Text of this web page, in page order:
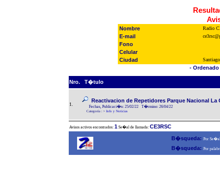
Nombre Radio
E-mail
Fono
Celular
Ciudad
Santiago
-
Nro. T�tulo
1.
Reactivacion de Repetidores Parque Nacional La
Fechas, Publicaci�n: 25/02/22 T�rmino: 26/04/22
Categoría : > Info y Noticias
Avisos activos encontrados: 1 Se�al de llamada: CE3RSC
B�squeda: Por
B�squeda: Por